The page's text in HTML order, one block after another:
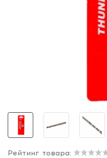
Рейтинг товара: